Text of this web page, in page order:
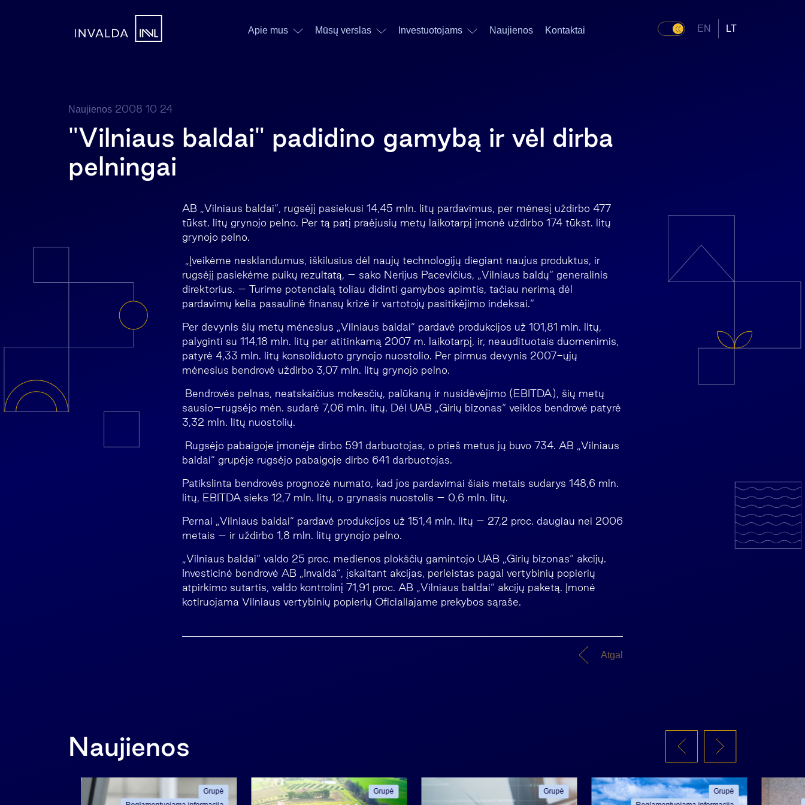
Apie mus Mūsų verslas Investuotojams Naujienos Kontaktai EN LT
Naujienos 2008 10 24
"Vilniaus baldai" padidino gamybą ir vėl dirba
pelningai
AB „Vilniaus baldai“, rugsėjį pasiekusi 14,45 mln. litų pardavimus, per mėnesį uždirbo 477
tūkst. litų grynojo pelno. Per tą patį praėjusių metų laikotarpį įmonė uždirbo 174 tūkst. litų
grynojo pelno.
„Įveikėme nesklandumus, iškilusius dėl naujų technologijų diegiant naujus produktus, ir
rugsėjį pasiekėme puikų rezultatą, – sako Nerijus Pacevičius, „Vilniaus baldų“ generalinis
direktorius. – Turime potencialą toliau didinti gamybos apimtis, tačiau nerimą dėl
pardavimų kelia pasaulinė finansų krizė ir vartotojų pasitikėjimo indeksai.“
Per devynis šių metų mėnesius „Vilniaus baldai“ pardavė produkcijos už 101,81 mln. litų,
palyginti su 114,18 mln. litų per atitinkamą 2007 m. laikotarpį, ir, neaudituotais duomenimis,
patyrė 4,33 mln. litų konsoliduoto grynojo nuostolio. Per pirmus devynis 2007-ųjų
mėnesius bendrovė uždirbo 3,07 mln. litų grynojo pelno.
Bendrovės pelnas, neatskaičius mokesčių, palūkanų ir nusidėvėjimo (EBITDA), šių metų
sausio–rugsėjo mėn. sudarė 7,06 mln. litų. Dėl UAB „Girių bizonas“ veiklos bendrovė patyrė
3,32 mln. litų nuostolių.
Rugsėjo pabaigoje įmonėje dirbo 591 darbuotojas, o prieš metus jų buvo 734. AB „Vilniaus
baldai“ grupėje rugsėjo pabaigoje dirbo 641 darbuotojas.
Patikslinta bendrovės prognozė numato, kad jos pardavimai šiais metais sudarys 148,6 mln.
litų, EBITDA sieks 12,7 mln. litų, o grynasis nuostolis – 0,6 mln. litų.
Pernai „Vilniaus baldai“ pardavė produkcijos už 151,4 mln. litų – 27,2 proc. daugiau nei 2006
metais – ir uždirbo 1,8 mln. litų grynojo pelno.
„Vilniaus baldai“ valdo 25 proc. medienos plokščių gamintojo UAB „Girių bizonas“ akcijų.
Investicinė bendrovė AB „Invalda“, įskaitant akcijas, perleistas pagal vertybinių popierių
atpirkimo sutartis, valdo kontrolinį 71,91 proc. AB „Vilniaus baldai“ akcijų paketą. Įmonė
kotiruojama Vilniaus vertybinių popierių Oficialiajame prekybos sąraše.
Atgal
Naujienos
Grupė
Grupė Grupė
Grupė